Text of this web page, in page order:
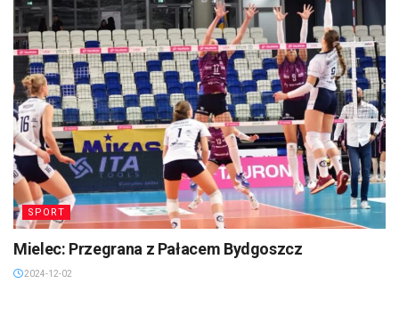
SPORT
Mielec: Przegrana z Pałacem Bydgoszcz
2024-12-02